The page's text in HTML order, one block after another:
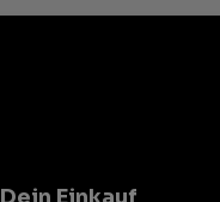
Dein Einkauf